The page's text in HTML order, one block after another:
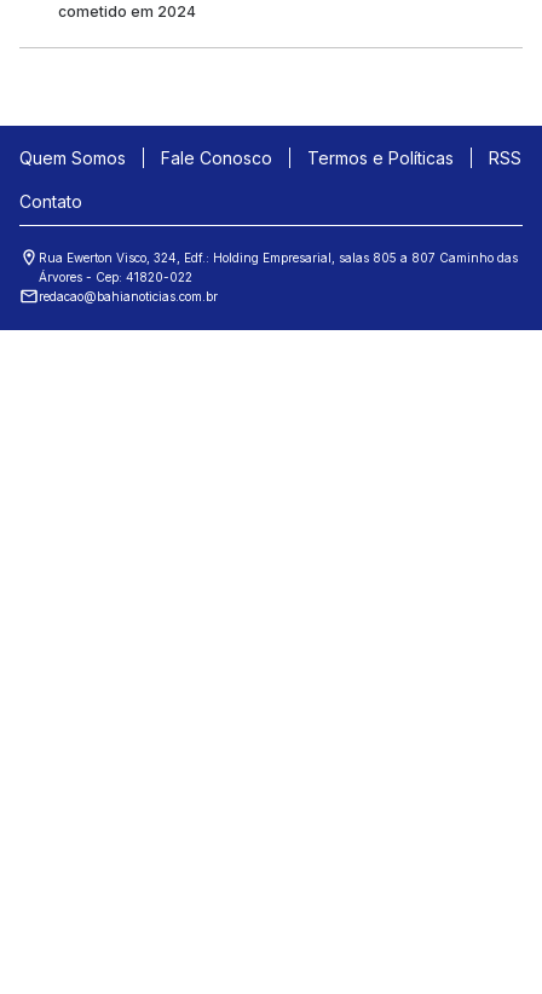
cometido em 2024
Quem Somos Fale Conosco Termos e Políticas RSS
Contato
Rua Ewerton Visco, 324, Edf.: Holding Empresarial, salas 805 a 807 Caminho das
Árvores - Cep: 41820-022
redacao@bahianoticias.com.br